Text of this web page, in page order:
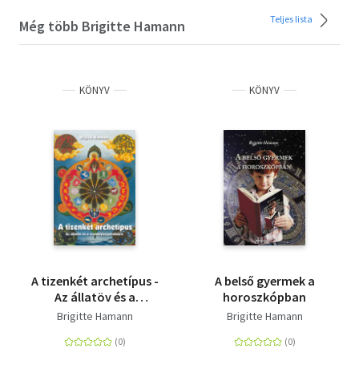
Még több Brigitte Hamann Teljes lista
KÖNYV
A tizenkét archetípus -
Az állatöv és a
személyiségstruktúra
Brigitte Hamann
KÖNYV
A belső gyermek a
horoszkópban
Brigitte Hamann